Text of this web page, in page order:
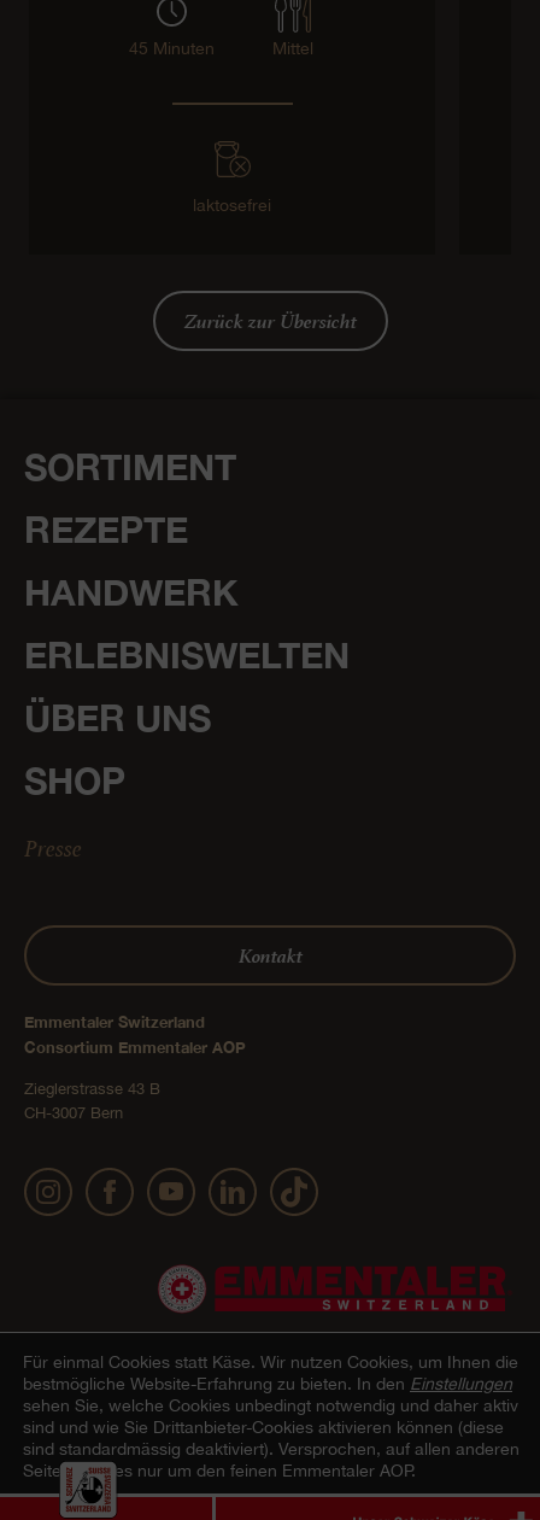
45 Minuten Mittel
laktosefrei
Zurück zur Übersicht
SORTIMENT
REZEPTE
HANDWERK
ERLEBNISWELTEN
ÜBER UNS
SHOP
Presse
Kontakt
Emmentaler Switzerland
Consortium Emmentaler AOP
Zieglerstrasse 43 B
CH-3007 Bern
© 2022 Emmentaler AOP |Impressum |Datenschutz | AGB Onlineshop | Cookie –
Erklärung
Für einmal Cookies statt Käse. Wir nutzen Cookies, um Ihnen die
bestmögliche Website-Erfahrung zu bieten. In den Einstellungen
sehen Sie, welche Cookies unbedingt notwendig und daher aktiv
sind und wie Sie Drittanbieter-Cookies aktivieren können (diese
sind standardmässig deaktiviert). Versprochen, auf allen anderen
Seiten geht es nur um den feinen Emmentaler AOP.
Alle Cookies akzeptieren Nur notwendige Cookies